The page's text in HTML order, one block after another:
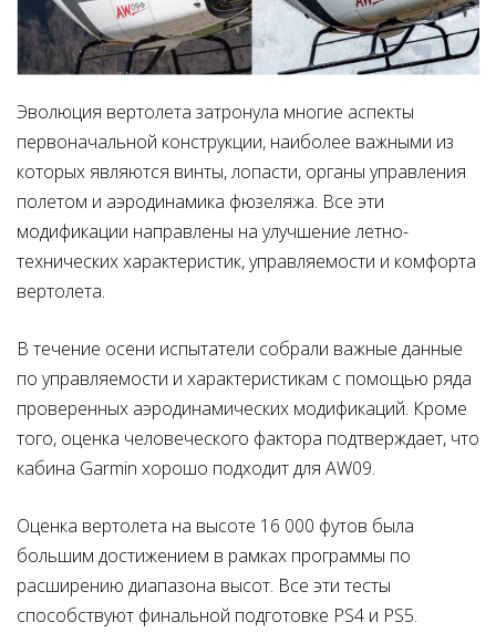
Эволюция вертолета затронула многие аспекты
первоначальной конструкции, наиболее важными из
которых являются винты, лопасти, органы управления
полетом и аэродинамика фюзеляжа. Все эти
модификации направлены на улучшение летно-
технических характеристик, управляемости и комфорта
вертолета.
В течение осени испытатели собрали важные данные
по управляемости и характеристикам с помощью ряда
проверенных аэродинамических модификаций. Кроме
того, оценка человеческого фактора подтверждает, что
кабина Garmin хорошо подходит для AW09.
Оценка вертолета на высоте 16 000 футов была
большим достижением в рамках программы по
расширению диапазона высот. Все эти тесты
способствуют финальной подготовке PS4 и PS5.